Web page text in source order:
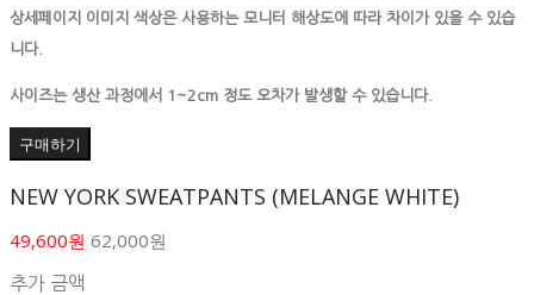
상세페이지 이미지 색상은 사용하는 모니터 해상도에 따라 차이가 있을 수 있습
니다.
사이즈는 생산 과정에서 1~2cm 정도 오차가 발생할 수 있습니다.
구매하기
NEW YORK SWEATPANTS (MELANGE WHITE)
49,600원 62,000원
추가 금액